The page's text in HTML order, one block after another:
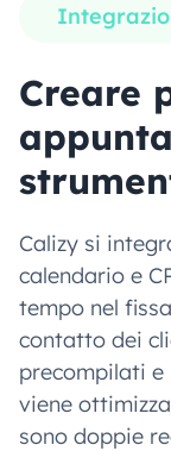
Creare
Calizy si
calendario e
tempo nel
contatto dei
precompilati
viene
sono doppie